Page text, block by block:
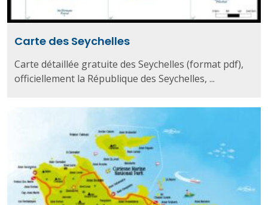
Carte des Seychelles
Carte détaillée gratuite des Seychelles (format pdf),
officiellement la République des Seychelles, ...